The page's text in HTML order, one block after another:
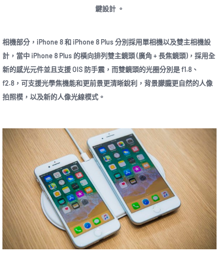
鍵設計 。
相機部分，iPhone 8 和 iPhone 8 Plus 分別採用單相機以及雙主相機設
計，當中 iPhone 8 Plus 的橫向排列雙主鏡頭 (廣角 + 長焦鏡頭)，採用全
新的感光元件並且支援 OIS 防手震，而雙鏡頭的光圈分別是 f1.8、
f2.8，可支援光學焦機能和更前景更清晰銳利，背景朦朧更自然的人像
拍照模，以及新的人像光線模式。